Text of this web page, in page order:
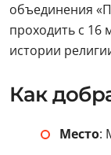
объединения
проходить с 16
истории
Как
Место: